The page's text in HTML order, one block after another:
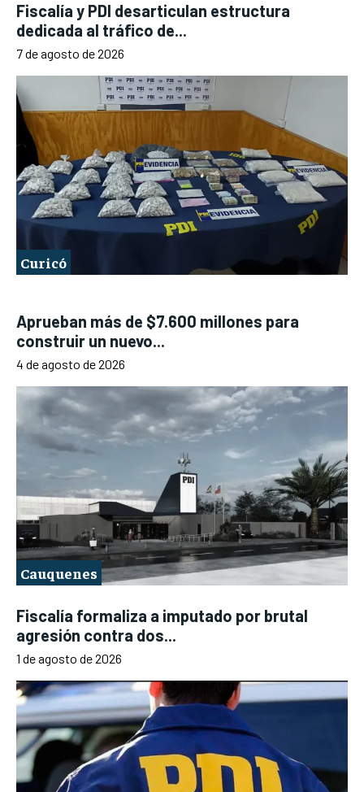
Fiscalía y PDI desarticulan estructura
dedicada al tráfico de...
7 de agosto de 2026
Curicó
Aprueban más de $7.600 millones para
construir un nuevo...
4 de agosto de 2026
Cauquenes
Fiscalía formaliza a imputado por brutal
agresión contra dos...
1 de agosto de 2026